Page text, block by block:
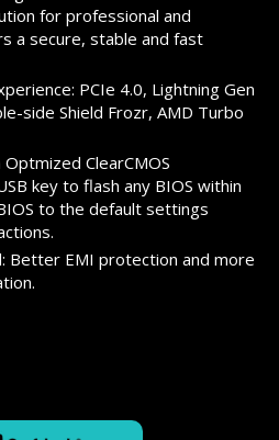
for professional and
a secure, stable and fast
PCIe 4.0, Lightning Gen
side Shield Frozr, AMD Turbo
ClearCMOS
key to flash any BIOS within
to the default settings
Better EMI protection and more